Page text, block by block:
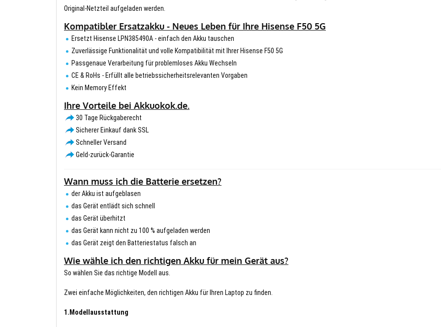
Original-Netzteil aufgeladen werden.
Kompatibler Ersatzakku - Neues Leben für Ihre Hisense F50 5G
Ersetzt Hisense LPN385490A - einfach den Akku tauschen
Zuverlässige Funktionalität und volle Kompatibilität mit Ihrer Hisense F50 5G
Passgenaue Verarbeitung für problemloses Akku Wechseln
CE & RoHs - Erfüllt alle betriebssicherheitsrelevanten Vorgaben
Kein Memory Effekt
Ihre Vorteile bei Akkuokok.de.
30 Tage Rückgaberecht
Sicherer Einkauf dank SSL
Schneller Versand
Geld-zurück-Garantie
Wann muss ich die Batterie ersetzen?
der Akku ist aufgeblasen
das Gerät entlädt sich schnell
das Gerät überhitzt
das Gerät kann nicht zu 100 % aufgeladen werden
das Gerät zeigt den Batteriestatus falsch an
Wie wähle ich den richtigen Akku für mein Gerät aus?
So wählen Sie das richtige Modell aus.
Zwei einfache Möglichkeiten, den richtigen Akku für Ihren Laptop zu finden.
1.Modellausstattung